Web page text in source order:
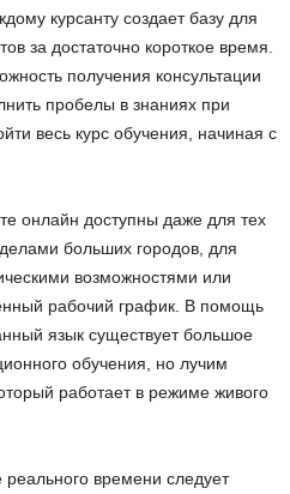
курсанту создает базу для
за достаточно короткое время.
получения консультации
пробелы в знаниях при
весь курс обучения, начиная с
онлайн доступны даже для тех
больших городов, для
возможностями или
рабочий график. В помощь
язык существует большое
обучения, но лучим
работает в режиме живого
времени следует